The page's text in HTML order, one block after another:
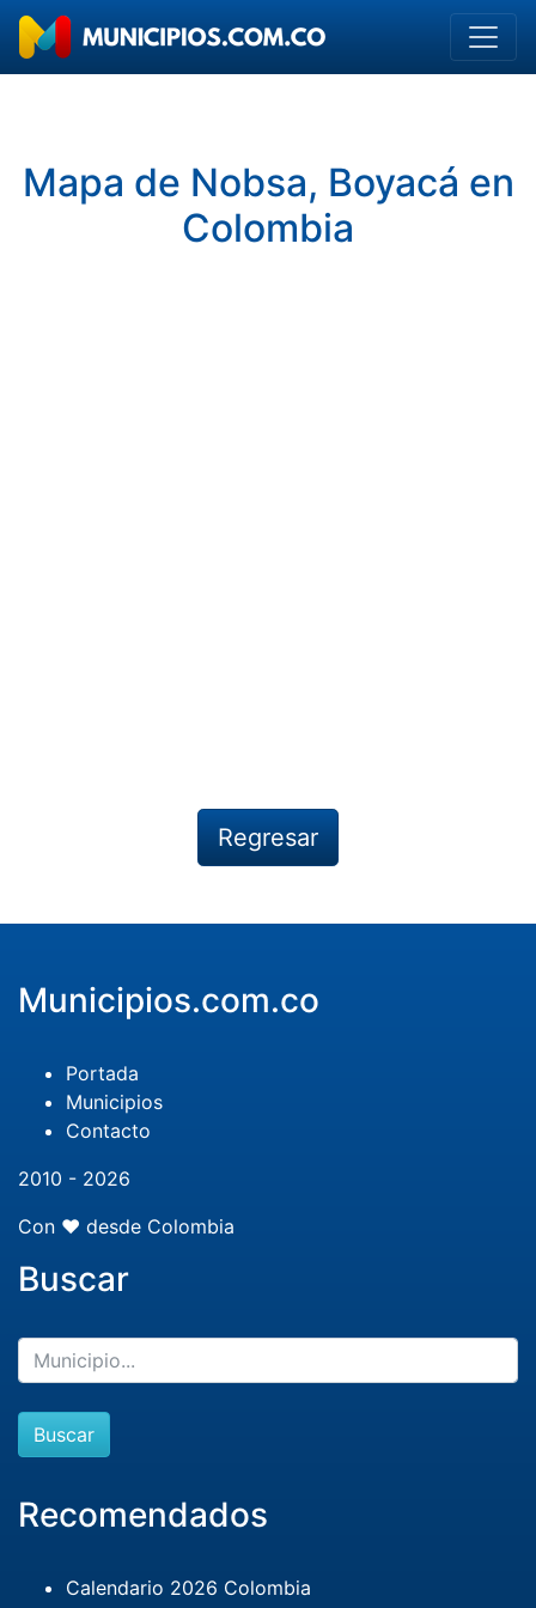
Mapa de Nobsa, Boyacá en
Colombia
Regresar
Municipios.com.co
Portada
Municipios
Contacto
2010 - 2026
Con ❤️ desde Colombia
Buscar
Buscar
Recomendados
Calendario 2026 Colombia